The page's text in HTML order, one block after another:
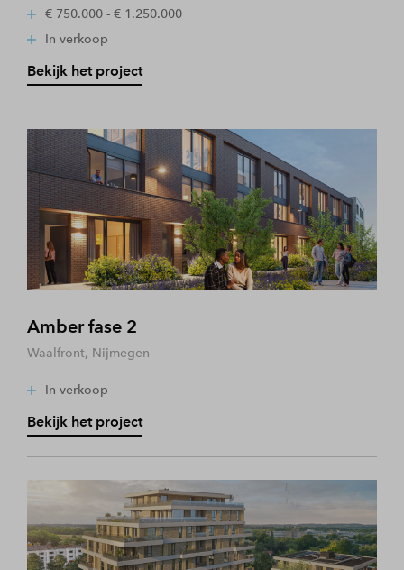
€ 750.000 - € 1.250.000
In verkoop
Bekijk het project
Amber fase 2
Waalfront, Nijmegen
In verkoop
Bekijk het project